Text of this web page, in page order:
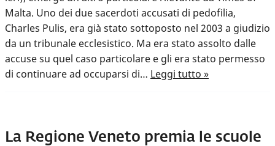
Malta. Uno dei due sacerdoti accusati di pedofilia,
Charles Pulis, era già stato sottoposto nel 2003 a giudizio
da un tribunale ecclesistico. Ma era stato assolto dalle
accuse su quel caso particolare e gli era stato permesso
di continuare ad occuparsi di… Leggi tutto »
La Regione Veneto premia le scuole